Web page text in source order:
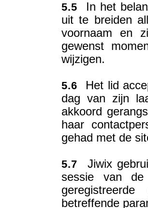
5.5 In het
uit te breiden
voornaam en
gewenst
wijzigen.
5.6 Het lid
dag van zijn
akkoord
haar
gehad met de
5.7 Jiwix
sessie van
betreffende